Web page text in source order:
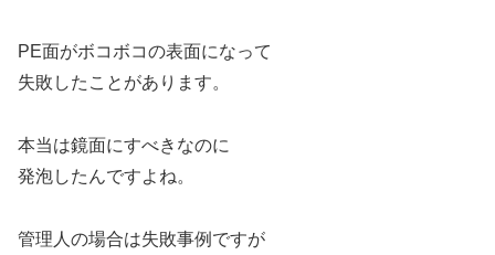
PE面がボコボコの表面になって
失敗したことがあります。
本当は鏡面にすべきなのに
発泡したんですよね。
管理人の場合は失敗事例ですが